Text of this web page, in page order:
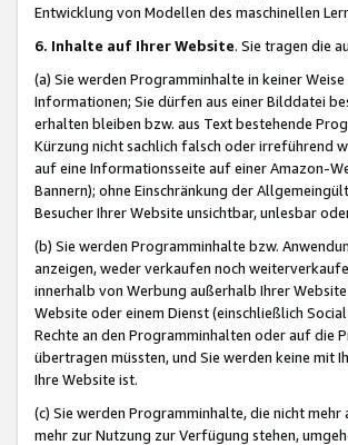
Entwicklung von Modellen des maschinellen
6. Inhalte auf Ihrer Website. Sie tragen die
(a) Sie werden Programminhalte in keiner
Informationen; Sie dürfen aus einer Bilddatei
erhalten bleiben bzw. aus Text bestehende
Kürzung nicht sachlich falsch oder irreführend
auf eine Informationsseite auf einer Amazon-
Bannern); ohne Einschränkung der
Besucher Ihrer Website unsichtbar, unlesbar
(b) Sie werden Programminhalte bzw.
anzeigen, weder verkaufen noch
innerhalb von Werbung außerhalb Ihrer
Website oder einem Dienst (einschließlich
Rechte an den Programminhalten oder auf die
übertragen müssten, und Sie werden keine mit
Ihre Website ist.
(c) Sie werden Programminhalte, die nicht
mehr zur Nutzung zur Verfügung stehen,